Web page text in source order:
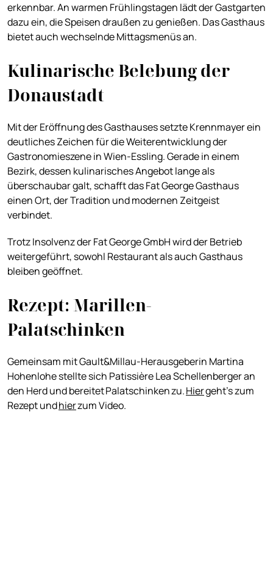
erkennbar. An warmen Frühlingstagen lädt der Gastgarten
dazu ein, die Speisen draußen zu genießen. Das Gasthaus
bietet auch wechselnde Mittagsmenüs an.
Kulinarische Belebung der
Donaustadt
Mit der Eröffnung des Gasthauses setzte Krennmayer ein
deutliches Zeichen für die Weiterentwicklung der
Gastronomieszene in Wien-Essling. Gerade in einem
Bezirk, dessen kulinarisches Angebot lange als
überschaubar galt, schafft das Fat George Gasthaus
einen Ort, der Tradition und modernen Zeitgeist
verbindet.
Trotz Insolvenz der Fat George GmbH wird der Betrieb
weitergeführt, sowohl Restaurant als auch Gasthaus
bleiben geöffnet.
Rezept: Marillen-
Palatschinken
Gemeinsam mit Gault&Millau-Herausgeberin Martina
Hohenlohe stellte sich Patissière Lea Schellenberger an
den Herd und bereitetPalatschinkenzu.Hiergeht's zum
Rezept undhierzum Video.